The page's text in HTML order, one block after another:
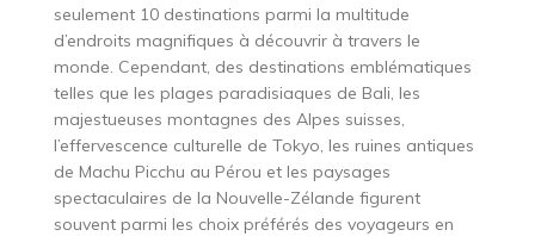
seulement 10 destinations parmi la multitude
d’endroits magnifiques à découvrir à travers le
monde. Cependant, des destinations emblématiques
telles que les plages paradisiaques de Bali, les
majestueuses montagnes des Alpes suisses,
l’effervescence culturelle de Tokyo, les ruines antiques
de Machu Picchu au Pérou et les paysages
spectaculaires de la Nouvelle-Zélande figurent
souvent parmi les choix préférés des voyageurs en